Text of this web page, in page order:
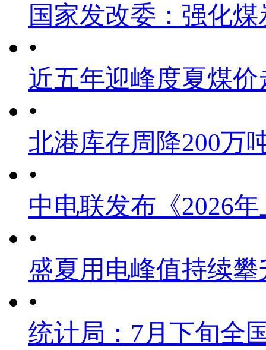
国家发改委：强化
•
近五年迎峰度夏煤价
•
北港库存周降200万
•
中电联发布《2026
•
盛夏用电峰值持续
•
统计局：7月下旬全